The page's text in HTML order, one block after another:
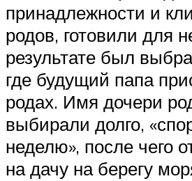
принадлежности и
родов, готовили для
результате был
где будущий папа
родах. Имя дочери
выбирали долго,
неделю», после чего
на дачу на берегу